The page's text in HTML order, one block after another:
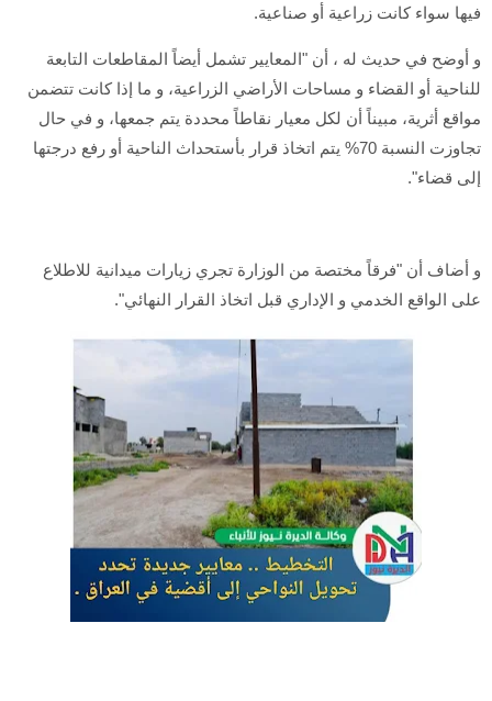
فيها سواء كانت زراعية أو صناعية.
و أوضح في حديث له ، أن "المعايير تشمل أيضاً المقاطعات التابعة
للناحية أو القضاء و مساحات الأراضي الزراعية، و ما إذا كانت تتضمن
مواقع أثرية، مبيناً أن لكل معيار نقاطاً محددة يتم جمعها، و في حال
تجاوزت النسبة 70% يتم اتخاذ قرار بأستحداث الناحية أو رفع درجتها
إلى قضاء".
و أضاف أن "فرقاً مختصة من الوزارة تجري زيارات ميدانية للاطلاع
على الواقع الخدمي و الإداري قبل اتخاذ القرار النهائي".